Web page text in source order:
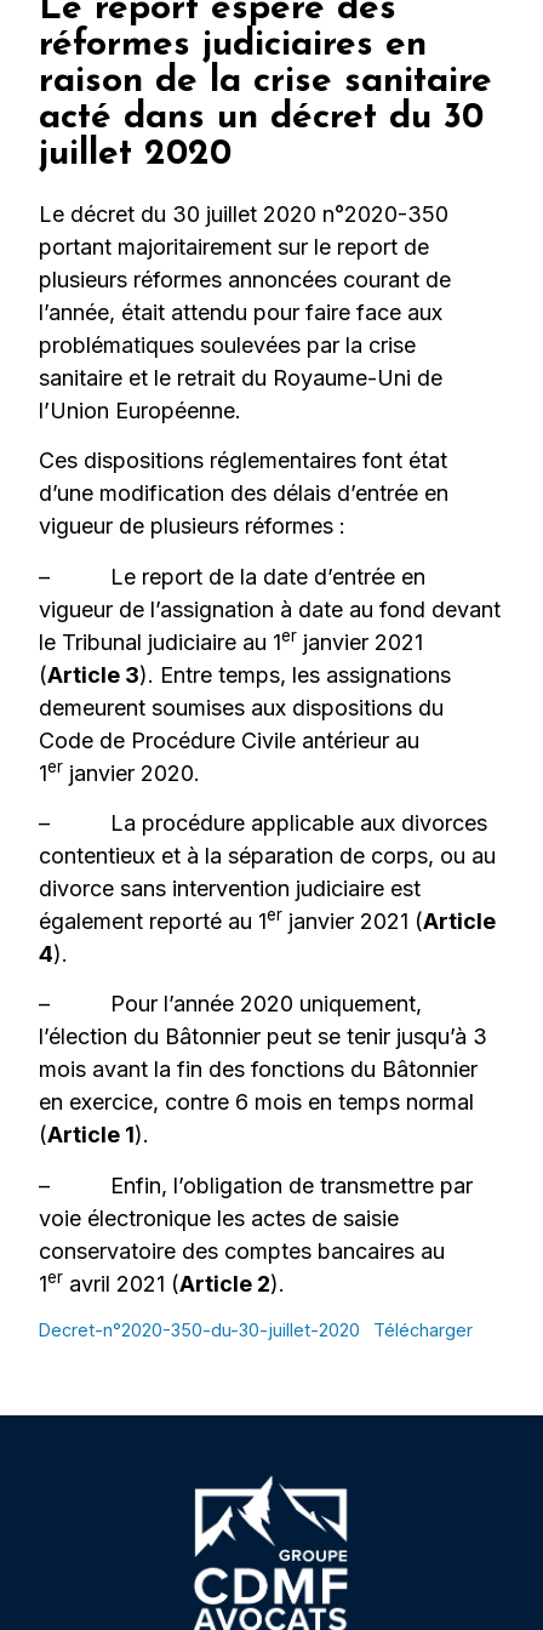
Le report espéré des
réformes judiciaires en
raison de la crise sanitaire
acté dans un décret du 30
juillet 2020
Le décret du 30 juillet 2020 n°2020-350
portant majoritairement sur le report de
plusieurs réformes annoncées courant de
l’année, était attendu pour faire face aux
problématiques soulevées par la crise
sanitaire et le retrait du Royaume-Uni de
l’Union Européenne.
Ces dispositions réglementaires font état
d’une modification des délais d’entrée en
vigueur de plusieurs réformes :
– Le report de la date d’entrée en
vigueur de l’assignation à date au fond devant
le Tribunal judiciaire au 1er janvier 2021
(Article 3). Entre temps, les assignations
demeurent soumises aux dispositions du
Code de Procédure Civile antérieur au
1er janvier 2020.
– La procédure applicable aux divorces
contentieux et à la séparation de corps, ou au
divorce sans intervention judiciaire est
également reporté au 1er janvier 2021 (Article
4).
– Pour l’année 2020 uniquement,
l’élection du Bâtonnier peut se tenir jusqu’à 3
mois avant la fin des fonctions du Bâtonnier
en exercice, contre 6 mois en temps normal
(Article 1).
– Enfin, l’obligation de transmettre par
voie électronique les actes de saisie
conservatoire des comptes bancaires au
1er avril 2021 (Article 2).
Decret-n°2020-350-du-30-juillet-2020 Télécharger